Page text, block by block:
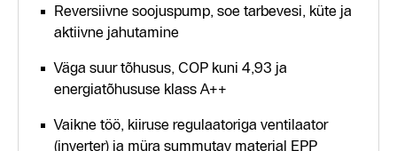
Reversiivne soojuspump, soe tarbevesi, küte ja
aktiivne jahutamine
Väga suur tõhusus, COP kuni 4,93 ja
energiatõhususe klass A++
Vaikne töö, kiiruse regulaatoriga ventilaator
(inverter) ja müra summutav materjal EPP